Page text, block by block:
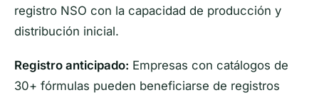
registro NSO con la capacidad de producción y
distribución inicial.
Registro anticipado: Empresas con catálogos de
30+ fórmulas pueden beneficiarse de registros